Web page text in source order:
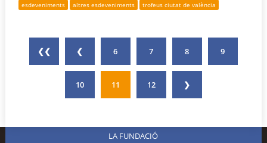
esdeveniments altres esdeveniments trofeus ciutat de valència
❮❮ ❮ 6 7 8 9
10 11 12 ❯
LA FUNDACIÓ